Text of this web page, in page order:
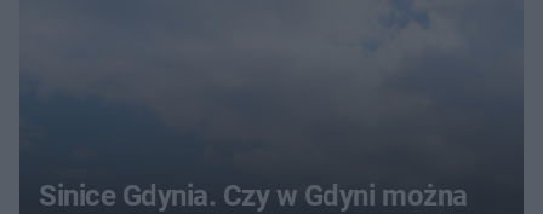
Sinice Gdynia. Czy w Gdyni można